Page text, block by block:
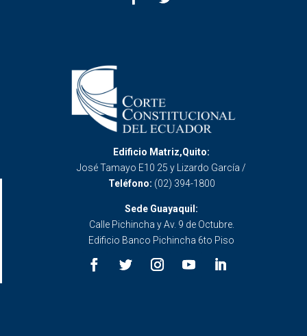
Edificio Matriz,Quito:
José Tamayo E10 25 y Lizardo García /
Teléfono: (02) 394-1800
Sede Guayaquil:
Calle Pichincha y Av. 9 de Octubre.
Edificio Banco Pichincha 6to Piso